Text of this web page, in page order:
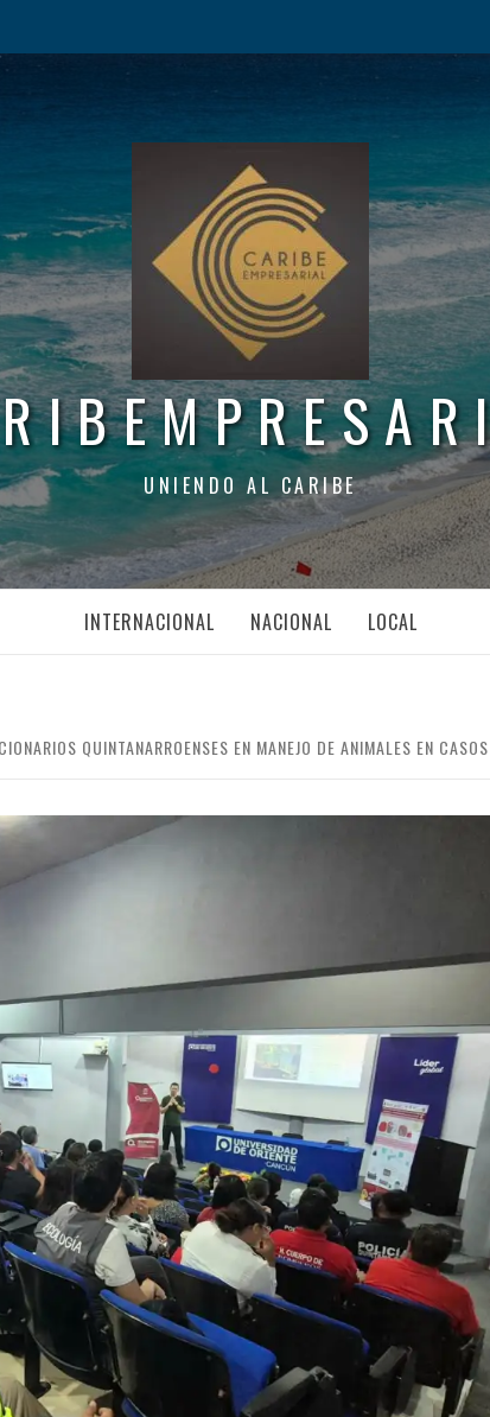
UNIENDO AL CARIBE
INTERNACIONAL NACIONAL LOCAL
QUINTANARROENSES EN MANEJO DE ANIMALES EN